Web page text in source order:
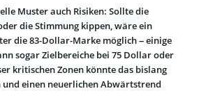
Muster auch Risiken: Sollte die
die Stimmung kippen, wäre ein
die 83-Dollar-Marke möglich – einige
sogar Zielbereiche bei 75 Dollar oder
kritischen Zonen könnte das bislang
und einen neuerlichen Abwärtstrend